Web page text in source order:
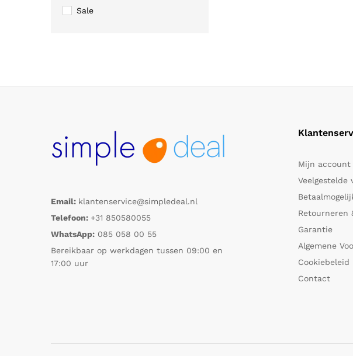
Sale
Email: klantenservice@simpledeal.nl
Telefoon: +31 850580055
WhatsApp: 085 058 00 55
Bereikbaar op werkdagen tussen 09:00 en
17:00 uur
Mijn account
Veelgestelde
Retourneren
Garantie
Algemene
Cookiebeleid
Contact